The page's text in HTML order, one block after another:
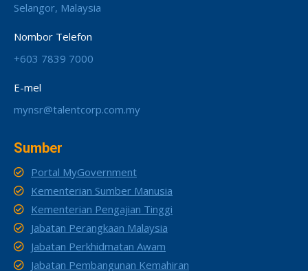
Selangor, Malaysia
Nombor Telefon
+603 7839 7000
E-mel
mynsr@talentcorp.com.my
Sumber
Portal MyGovernment
Kementerian Sumber Manusia
Kementerian Pengajian Tinggi
Jabatan Perangkaan Malaysia
Jabatan Perkhidmatan Awam
Jabatan Pembangunan Kemahiran